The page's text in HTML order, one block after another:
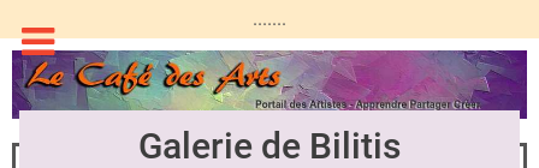
.......
Galerie de Bilitis